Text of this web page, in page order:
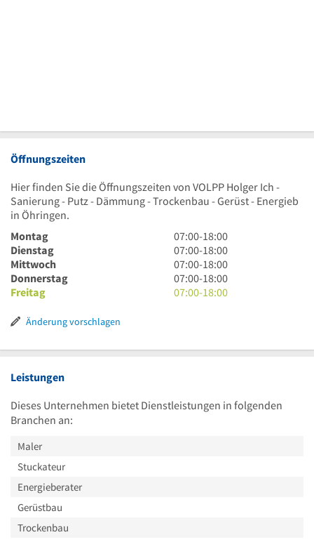
Öffnungszeiten
Hier finden Sie die Öffnungszeiten von VOLPP Holger Ich -
Sanierung - Putz - Dämmung - Trockenbau - Gerüst - Energieb
in Öhringen.
Montag
7
Uhr
bis
18
Uhr
07:00-18:00
Dienstag
7
Uhr
bis
18
07:00-18:00
Mittwoch
7
Uhr
bis
07:00-18:00
Donnerstag
7
Uhr
07:00-18:00
Freitag
7
Uhr
07:00-18:00
Änderung vorschlagen
Leistungen
Dieses Unternehmen bietet Dienstleistungen in folgenden
Branchen an:
Maler
Stuckateur
Energieberater
Gerüstbau
Trockenbau